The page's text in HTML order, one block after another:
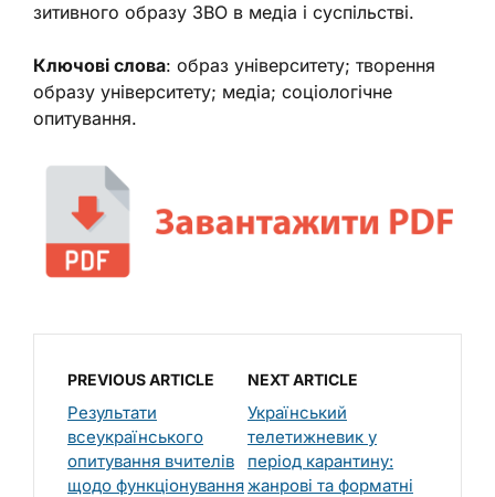
зитивного образу ЗВО в медіа і суспільстві.
Ключові слова: образ університету; творення
образу університету; медіа; соціологічне
опитування.
PREVIOUS ARTICLE
Результати
всеукраїнського
опитування вчителів
щодо функціонування
NEXT ARTICLE
Український
телетижневик у
період карантину:
жанрові та форматні